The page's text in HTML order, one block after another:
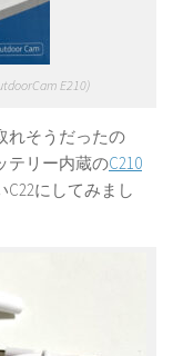
E210)
れそうだったの
テリー内蔵のC210
にしてみまし